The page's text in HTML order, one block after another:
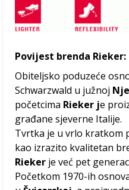
Povijest brenda Rieker:
Obiteljsko poduzeće
Schwarzwald u južnoj
početcima Rieker je
građane sjeverne Italije.
Tvrtka je u vrlo kratkom
kao izrazito kvalitetan
Rieker je već pet
Početkom 1970-ih